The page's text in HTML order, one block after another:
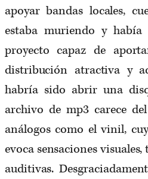
apoyar bandas locales,
estaba muriendo y
proyecto capaz de
distribución atractiva y
habría sido abrir una
archivo de mp3 carece
análogos como el vinil,
evoca sensaciones
auditivas.